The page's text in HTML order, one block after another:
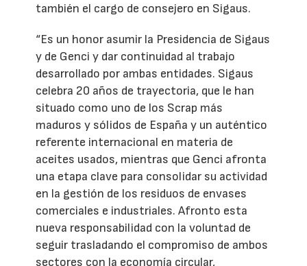
también el cargo de consejero en Sigaus.
“Es un honor asumir la Presidencia de Sigaus
y de Genci y dar continuidad al trabajo
desarrollado por ambas entidades. Sigaus
celebra 20 años de trayectoria, que le han
situado como uno de los Scrap más
maduros y sólidos de España y un auténtico
referente internacional en materia de
aceites usados, mientras que Genci afronta
una etapa clave para consolidar su actividad
en la gestión de los residuos de envases
comerciales e industriales. Afronto esta
nueva responsabilidad con la voluntad de
seguir trasladando el compromiso de ambos
sectores con la economía circular,